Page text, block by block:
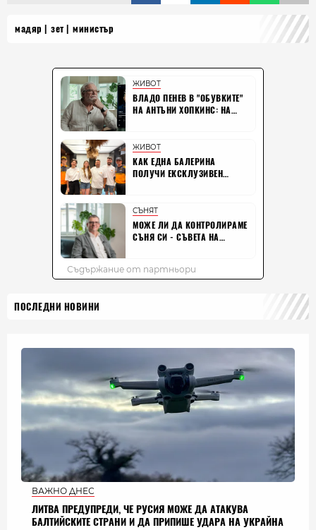
мадяр зет министър
ПОСЛЕДНИ НОВИНИ
ВАЖНО ДНЕС
ЛИТВА ПРЕДУПРЕДИ, ЧЕ РУСИЯ МОЖЕ ДА АТАКУВА
БАЛТИЙСКИТЕ СТРАНИ И ДА ПРИПИШЕ УДАРА НА УКРАЙНА